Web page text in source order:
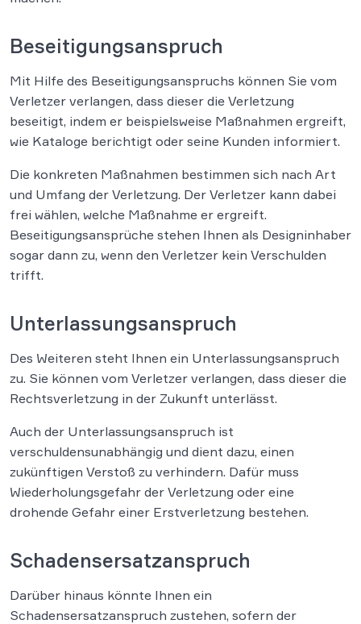
Beseitigungsanspruch
Mit Hilfe des Beseitigungsanspruchs können Sie vom
Verletzer verlangen, dass dieser die Verletzung
beseitigt, indem er beispielsweise Maßnahmen ergreift,
wie Kataloge berichtigt oder seine Kunden informiert.
Die konkreten Maßnahmen bestimmen sich nach Art
und Umfang der Verletzung. Der Verletzer kann dabei
frei wählen, welche Maßnahme er ergreift.
Beseitigungsansprüche stehen Ihnen als Designinhaber
sogar dann zu, wenn den Verletzer kein Verschulden
trifft.
Unterlassungsanspruch
Des Weiteren steht Ihnen ein Unterlassungsanspruch
zu. Sie können vom Verletzer verlangen, dass dieser die
Rechtsverletzung in der Zukunft unterlässt.
Auch der Unterlassungsanspruch ist
verschuldensunabhängig und dient dazu, einen
zukünftigen Verstoß zu verhindern. Dafür muss
Wiederholungsgefahr der Verletzung oder eine
drohende Gefahr einer Erstverletzung bestehen.
Schadensersatzanspruch
Darüber hinaus könnte Ihnen ein
Schadensersatzanspruch zustehen, sofern der